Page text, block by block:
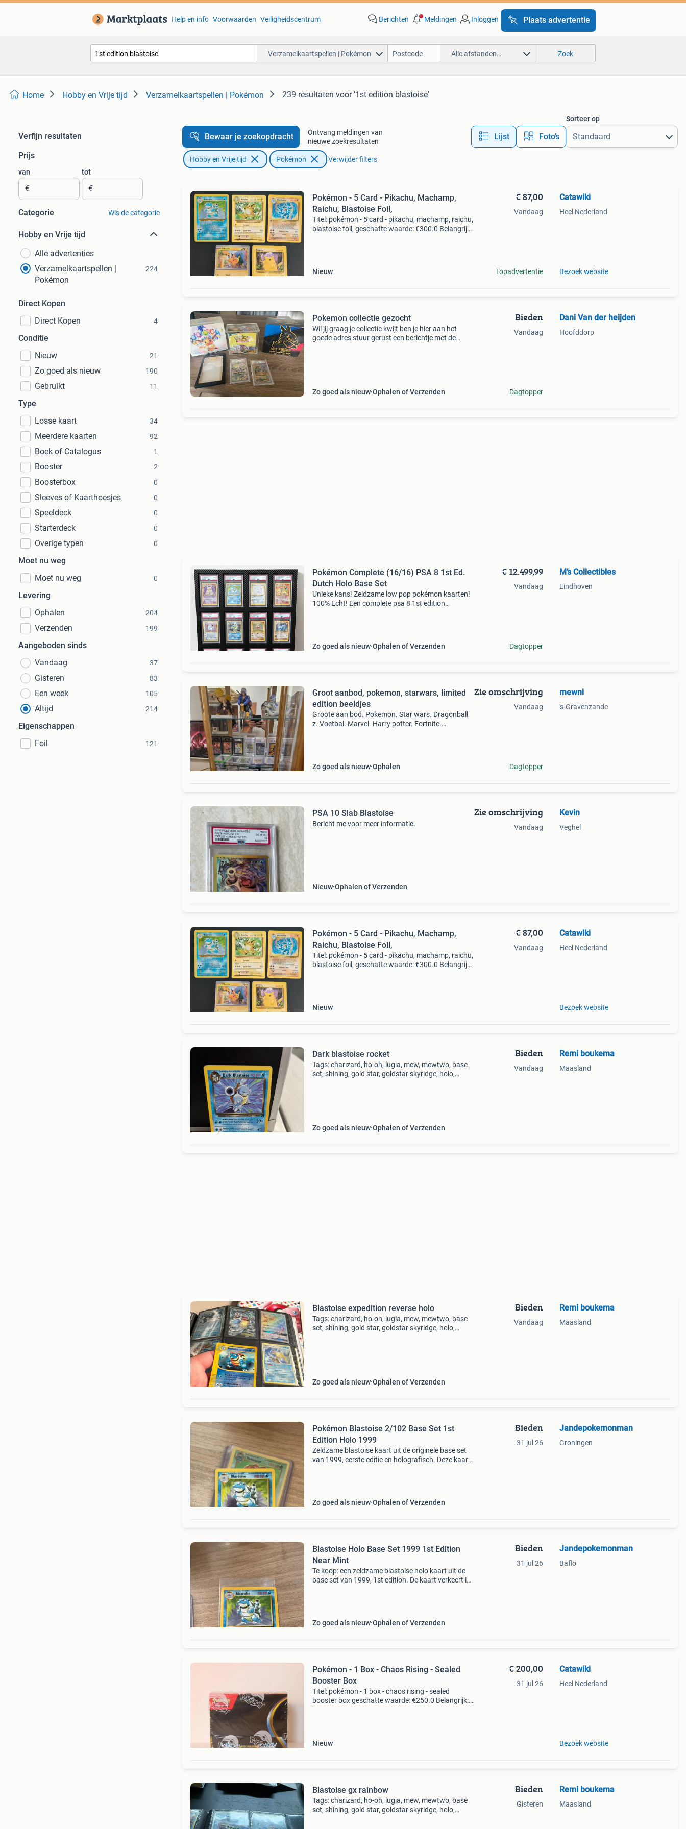
Help en info Voorwaarden Veiligheidscentrum Berichten Meldingen Inloggen Plaats advertentie
Verzamelkaartspellen | Pokémon Alle afstanden… Zoek
Home Hobby en Vrije tijd Verzamelkaartspellen | Pokémon 239 resultaten voor '1st edition blastoise'
Verfijn resultaten
Prijs
van
€
tot
€
Categorie Wis de categorie
Hobby en Vrije tijd
Alle advertenties
Verzamelkaartspellen |
Pokémon
224
Direct Kopen
Direct Kopen
4
Conditie
Nieuw
21
Zo goed als nieuw 190
Gebruikt 11
Type
Losse kaart
34
Meerdere kaarten 92
Boek of Catalogus 1
Booster 2
Boosterbox 0
Sleeves of Kaarthoesjes 0
Speeldeck 0
Starterdeck 0
Overige typen 0
Moet nu weg
Moet nu weg
0
Levering
Ophalen
204
Verzenden 199
Aangeboden sinds
Vandaag
37
Gisteren 83
Een week 105
Altijd 214
Eigenschappen
Foil
121
Bewaar je zoekopdracht
Ontvang meldingen van
nieuwe zoekresultaten
Lijst Foto’s
Sorteer op
Hobby en Vrije tijd Pokémon Verwijder filters
Pokémon - 5 Card - Pikachu, Machamp,
Raichu, Blastoise Foil,
Titel: pokémon - 5 card - pikachu, machamp, raichu,
blastoise foil, geschatte waarde: €300.0 Belangrijk:
Nieuw
€ 87,00
Vandaag
Topadvertentie
Catawiki
Heel Nederland
Bezoek website
Pokemon collectie gezocht
Wil jij graag je collectie kwijt ben je hier aan het
goede adres stuur gerust een berichtje met de
Zo goed als nieuw Ophalen of Verzenden
Bieden
Vandaag
Dagtopper
Dani Van der heijden
Hoofddorp
Pokémon Complete (16/16) PSA 8 1st Ed.
Dutch Holo Base Set
Unieke kans! Zeldzame low pop pokémon kaarten!
100% Echt! Een complete psa 8 1st edition
Zo goed als nieuw Ophalen of Verzenden
€ 12.499,99
Vandaag
Dagtopper
M’s Collectibles
Eindhoven
Groot aanbod, pokemon, starwars, limited
edition beeldjes
Groote aan bod. Pokemon. Star wars. Dragonball
z. Voetbal. Marvel. Harry potter. Fortnite.
Zo goed als nieuw Ophalen
Zie omschrijving
Vandaag
Dagtopper
mewnl
's-Gravenzande
PSA 10 Slab Blastoise
Bericht me voor meer informatie.
Nieuw Ophalen of Verzenden
Zie omschrijving
Vandaag
Kevin
Veghel
Pokémon - 5 Card - Pikachu, Machamp,
Raichu, Blastoise Foil,
Titel: pokémon - 5 card - pikachu, machamp, raichu,
blastoise foil, geschatte waarde: €300.0 Belangrijk:
Nieuw
€ 87,00
Vandaag
Catawiki
Heel Nederland
Bezoek website
Dark blastoise rocket
Tags: charizard, ho-oh, lugia, mew, mewtwo, base
set, shining, gold star, goldstar skyridge, holo,
Zo goed als nieuw Ophalen of Verzenden
Bieden
Vandaag
Remi boukema
Maasland
Blastoise expedition reverse holo
Tags: charizard, ho-oh, lugia, mew, mewtwo, base
set, shining, gold star, goldstar skyridge, holo,
Zo goed als nieuw Ophalen of Verzenden
Bieden
Vandaag
Remi boukema
Maasland
Pokémon Blastoise 2/102 Base Set 1st
Edition Holo 1999
Zeldzame blastoise kaart uit de originele base set
van 1999, eerste editie en holografisch. Deze kaart
Zo goed als nieuw Ophalen of Verzenden
Bieden
31 jul 26
Jandepokemonman
Groningen
Blastoise Holo Base Set 1999 1st Edition
Near Mint
Te koop: een zeldzame blastoise holo kaart uit de
base set van 1999, 1st edition. De kaart verkeert in
Zo goed als nieuw Ophalen of Verzenden
Bieden
31 jul 26
Jandepokemonman
Baflo
Pokémon - 1 Box - Chaos Rising - Sealed
Booster Box
Titel: pokémon - 1 box - chaos rising - sealed
booster box geschatte waarde: €250.0 Belangrijk:
Nieuw
€ 200,00
31 jul 26
Catawiki
Heel Nederland
Bezoek website
Blastoise gx rainbow
Tags: charizard, ho-oh, lugia, mew, mewtwo, base
set, shining, gold star, goldstar skyridge, holo,
Bieden
Gisteren
Remi boukema
Maasland